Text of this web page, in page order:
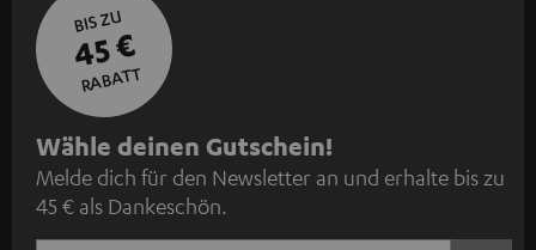
BIS ZU
45 €
RABATT
N
e
w
Wähle deinen Gutschein!
Melde dich für den Newsletter an und erhalte bis zu
45 € als Dankeschön.